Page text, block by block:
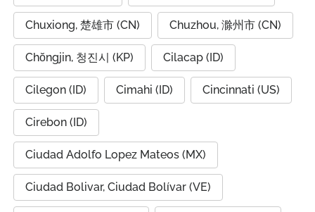
Chuxiong, 楚雄市 (CN) Chuzhou, 滁州市 (CN)
Chŏngjin, 청진시 (KP) Cilacap (ID)
Cilegon (ID) Cimahi (ID) Cincinnati (US)
Cirebon (ID)
Ciudad Adolfo Lopez Mateos (MX)
Ciudad Bolivar, Ciudad Bolívar (VE)